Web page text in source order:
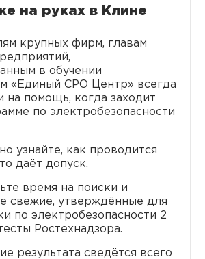
на руках в Клине
крупных фирм, главам
в обучении
«Единый СРО Центр» всегда
на помощь, когда заходит
по электробезопасности
узнайте, как проводится
даёт допуск.
время на поиски и
свежие, утверждённые для
по электробезопасности 2
Ростехнадзора.
результата сведётся всего